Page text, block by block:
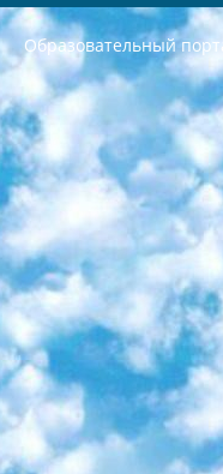
Образовательный
РЕСПУБЛИКА УЗБЕКИСТАН МИНИСТРЕРСТВО ДОШКОЛЬНОГО И ШКОЛЬНОГО ОБРАЗОВАНИЯ КОМАНДА в общеобразовательных учреждениях в 2023-2024 учебном году организация и проведение итоговой государственной аттестации обучающихся о Министра дошкольного и школьного образования Республики Узбекистан от 4 марта 2008 года (постановлением Минюста от 20 марта 2008 года № 1778 государственной регистрации) «Итоговое состояние учащихся общего среднего образования на основании положения об утверждении положения об аттестации общего среднего образования выпускной экзамен студентов в образовательных учреждениях в 2023-2024 учебном году В целях организации и прохождения аттестации приказываю: 1. Следующее: перечень предметов, по которым будет проводиться итоговая государственная аттестация и экзамен формы перевода согласно приложению 1; сертификаты международного образца, оценивающие уровень владения иностранными языками перечень согласно приложению 2; 2. Педагогический при специализированных образовательных учреждениях. научно-практический центр квалификации и международной оценки (Д.Давидова) 2024 г. До 25 марта: задания по предметам, по которым будет проводиться итоговая аттестация разработка и утверждение технических условий; итоговая аттестация на основании разработанного предметного задания разработка вопросов по предметам (устно и письменно), экзамен передача; общеобразовательные средние школы и специальные учебные заведения учащиеся выпускных классов школ и интернатов в агентской системе подготовка базы данных экзаменационных материалов и критериев оценки; перевод базы экзаменационных материалов на все языки обучения подать в Республиканский образовательный центр для изготовления; варианты экзаменов на основе разработанных контрольных материалов пусть будут поставлены задачи формирования. 3. Республиканский образовательный центр (Ш.Худайкулов) до 5 апреля 2024 года. до: база данных предоставленных экзаменационных материалов на все языки обучения перевод и экспертиза; для слепых, слабовидящих, глухих, слабослышащих и умственно отсталых детей учащиеся выпускных классов специализированных школ и школ-интернатов база данных экзаменационных материалов на всех преподаваемых языках подготовка критериев оценки; специализированные школы для умственно отсталых детей и технологии для учащихся выпускных классов школ-интернатов разработка соответствующих рекомендаций и критериев проведения ЕГЭ по естествознанию давать задания. 4. Педагогический при специализированных образовательных учреждениях. Научно-практический центр навыков и международной оценки (Д.Давидова), Республика образовательный центр (Худайкулов Ш.) итоговый государственный аттестационный экзамен ориентирован на творческое и логическое мышление при подготовке базы материалов учитывать введение заданий. 5. Следует отметить, что: сертификат государственного образца о знании общеобразовательного предмета и как минимум национальный уровень B1 по предметам на иностранных языках, указанным в Приложении 2. или международно признанный сертификат эквивалентного уровня студенты, изучающие определенный предмет, освобождаются от экзамена; по соответствующим предметам запланирована итоговая государственная аттестация за день до дня, путем жеребьевки Рабочей группой (в письменной форме по предметам, проводимым в форме) из числа сформированных вариантов выбрано 2 варианта; 2 выбранных варианта экзамена анонсированы на официальном сайте министерства и все выпускники по всей стране на основе этих вариантов проводит итоговую государственную аттестацию. 6. Государственное образование учащихся средних общеобразовательных учреждений. знания в соответствии с квалификационными требованиями, которые необходимо приобрести на основании стандартов итоговый (выпускной) контроль для 9 и 11 классов в целях тестирования Экзамены (далее – экзамены) состоят из предметов, перечисленных в приложении 1. будет сделано. 7. Экзамены пройдут с 26 мая по 15 июня 2024 г. (кроме науки физического воспитания). 8. Физическая для учащихся 9 классов общесредних образовательных учреждений. Экзамены по предмету «Образование, квалификация медицина» 1-6 мая 2024 года. сотрудники перевести под присмотр (с отклонениями в физическом или умственном развитии) специализированная школа для детей, школы-интернаты и со сколиозом школы-интернаты санаторного типа для больных детей исключены). 9. Он был слепым, слабовидящим и имел нарушения опорно-двигательного аппарата. экзамены в специализированных школах и интернатах для детей должны проводиться исходя из требований, предъявляемых к общеобразовательным учреждениям (физкультура кроме науки). 10. Специализированная школа для глухих и слабослышащих детей. и экзамены в интернатах и быть